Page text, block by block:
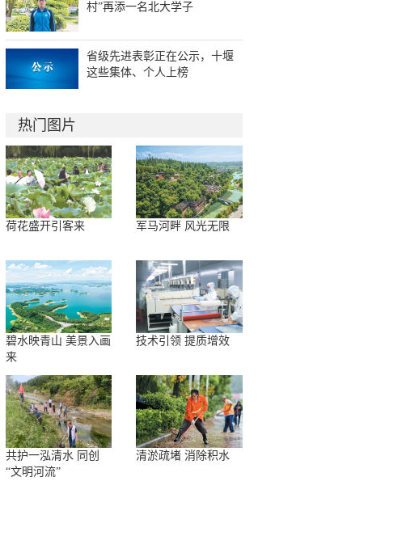
村”再添一名北大学子
省级先进表彰正在公示，十堰
这些集体、个人上榜
热门图片
荷花盛开引客来 军马河畔 风光无限
碧水映青山 美景入画
来
技术引领 提质增效
共护一泓清水 同创
“文明河流”
清淤疏堵 消除积水